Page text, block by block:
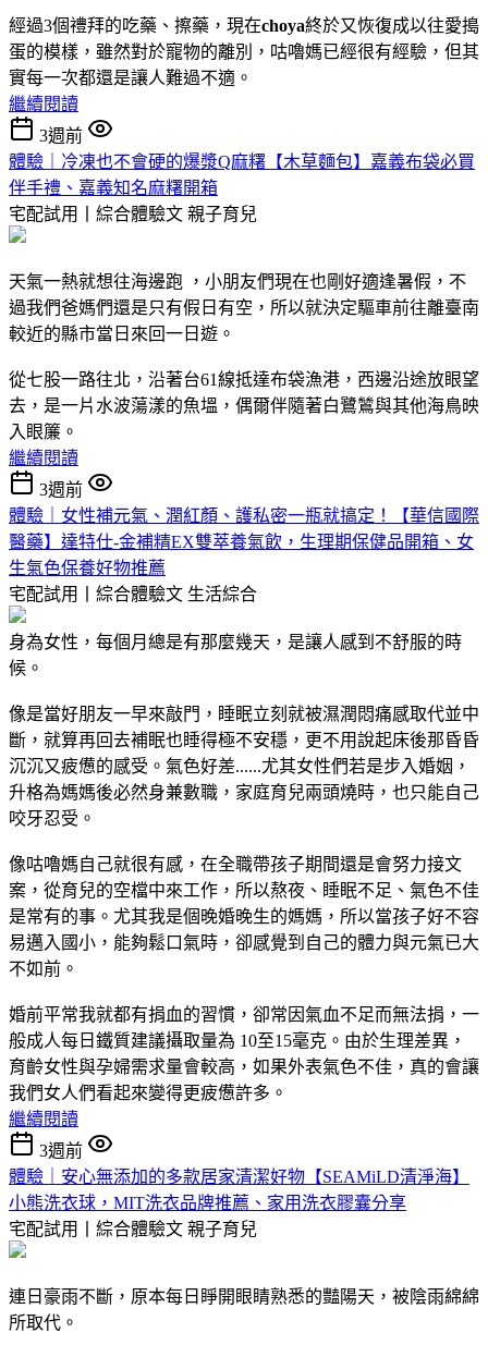
經過3個禮拜的吃藥、擦藥，現在choya終於又恢復成以往愛搗
蛋的模樣，雖然對於寵物的離別，咕嚕媽已經很有經驗，但其
實每一次都還是讓人難過不適。
繼續閱讀
3週前
體驗｜冷凍也不會硬的爆漿Q麻糬【木草麵包】嘉義布袋必買
伴手禮、嘉義知名麻糬開箱
宅配試用丨綜合體驗文 親子育兒
天氣一熱就想往海邊跑 ，小朋友們現在也剛好適逢暑假，不
過我們爸媽們還是只有假日有空，所以就決定驅車前往離臺南
較近的縣市當日來回一日遊。
從七股一路往北，沿著台61線抵達布袋漁港，西邊沿途放眼望
去，是一片水波蕩漾的魚塭，偶爾伴隨著白鷺鷥與其他海鳥映
入眼簾。
繼續閱讀
3週前
體驗｜女性補元氣、潤紅顏、護私密一瓶就搞定！【華信國際
醫藥】達特仕-金補精EX雙萃養氣飲，生理期保健品開箱、女
生氣色保養好物推薦
宅配試用丨綜合體驗文 生活綜合
身為女性，每個月總是有那麼幾天，是讓人感到不舒服的時
候。
像是當好朋友一早來敲門，睡眠立刻就被濕潤悶痛感取代並中
斷，就算再回去補眠也睡得極不安穩，更不用說起床後那昏昏
沉沉又疲憊的感受。氣色好差......尤其女性們若是步入婚姻，
升格為媽媽後必然身兼數職，家庭育兒兩頭燒時，也只能自己
咬牙忍受。
像咕嚕媽自己就很有感，在全職帶孩子期間還是會努力接文
案，從育兒的空檔中來工作，所以熬夜、睡眠不足、氣色不佳
是常有的事。尤其我是個晚婚晚生的媽媽，所以當孩子好不容
易邁入國小，能夠鬆口氣時，卻感覺到自己的體力與元氣已大
不如前。
婚前平常我就都有捐血的習慣，卻常因氣血不足而無法捐，一
般成人每日鐵質建議攝取量為 10至15毫克。由於生理差異，
育齡女性與孕婦需求量會較高，如果外表氣色不佳，真的會讓
我們女人們看起來變得更疲憊許多。
繼續閱讀
3週前
體驗｜安心無添加的多款居家清潔好物【SEAMiLD清淨海】
小熊洗衣球，MIT洗衣品牌推薦、家用洗衣膠囊分享
宅配試用丨綜合體驗文 親子育兒
連日豪雨不斷，原本每日睜開眼睛熟悉的豔陽天，被陰雨綿綿
所取代。